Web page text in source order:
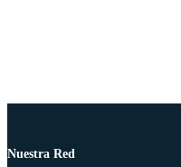
Nuestra Red